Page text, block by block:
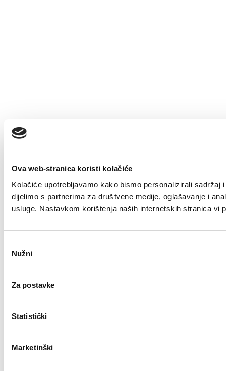
Ova web-stranica koristi kolačiće
Kolačiće upotrebljavamo kako bismo personalizirali
dijelimo s partnerima za društvene medije, oglašavanje i
usluge. Nastavkom korištenja naših internetskih stranica vi
pristanka
Nužni
Za postavke
Statistički
Marketinški